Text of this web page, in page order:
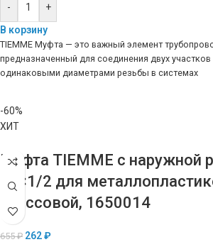
-
+
В корзину
TIEMME Муфта — это важный элемент
предназначенный для соединения двух
одинаковыми диаметрами резьбы в системах
-60%
ХИТ
Муфта TIEMME с наружной
20×1/2 для
прессовой, 1650014
655₽ 262₽